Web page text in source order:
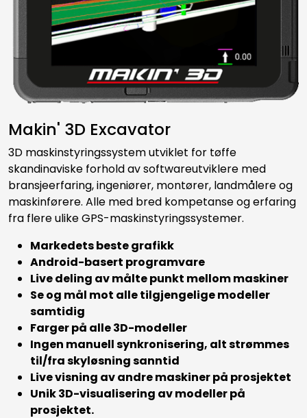
Makin' 3D Excavator
3D maskinstyringssystem utviklet for tøffe
skandinaviske forhold av softwareutviklere med
bransjeerfaring, ingeniører, montører, landmålere og
maskinførere. Alle med bred kompetanse og erfaring
fra flere ulike GPS-maskinstyringssystemer.
Markedets beste grafikk
Android-basert programvare
Live deling av målte punkt mellom maskiner
Se og mål mot alle tilgjengelige modeller
samtidig
Farger på alle 3D-modeller
Ingen manuell synkronisering, alt strømmes
til/fra skyløsning sanntid
Live visning av andre maskiner på prosjektet
Unik 3D-visualisering av modeller på
prosjektet.